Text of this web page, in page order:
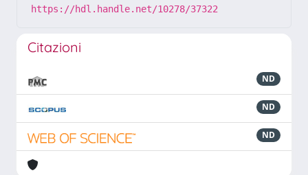
https://hdl.handle.net/10278/37322
Citazioni
ND
ND
ND